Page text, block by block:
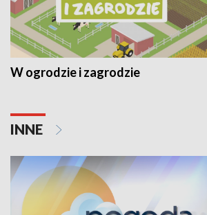
W ogrodzie i zagrodzie
INNE